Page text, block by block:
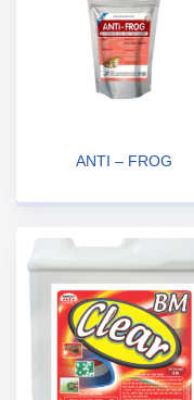
ANTI – FROG